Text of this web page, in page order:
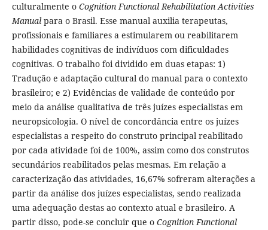
culturalmente o Cognition Functional Rehabilitation Activities
Manualpara o Brasil. Esse manual auxilia terapeutas,
profissionais e familiares a estimularem ou reabilitarem
habilidades cognitivas de indivíduos com dificuldades
cognitivas. O trabalho foi dividido em duas etapas: 1)
Tradução e adaptação cultural do manual para o contexto
brasileiro; e 2) Evidências de validade de conteúdo por
meio da análise qualitativa de três juízes especialistas em
neuropsicologia. O nível de concordância entre os juízes
especialistas a respeito do construto principal reabilitado
por cada atividade foi de 100%, assim como dos construtos
secundários reabilitados pelas mesmas. Em relação a
caracterização das atividades, 16,67% sofreram alterações a
partir da análise dos juízes especialistas, sendo realizada
uma adequação destas ao contexto atual e brasileiro. A
partir disso, pode-se concluir que o Cognition Functional